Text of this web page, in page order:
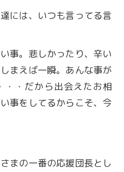
には、いつも言ってる言
事。悲しかったり、辛い
まえば一瞬。あんな事が
・・だから出会えたお相
事をしてるからこそ、今
まの一番の応援団長とし